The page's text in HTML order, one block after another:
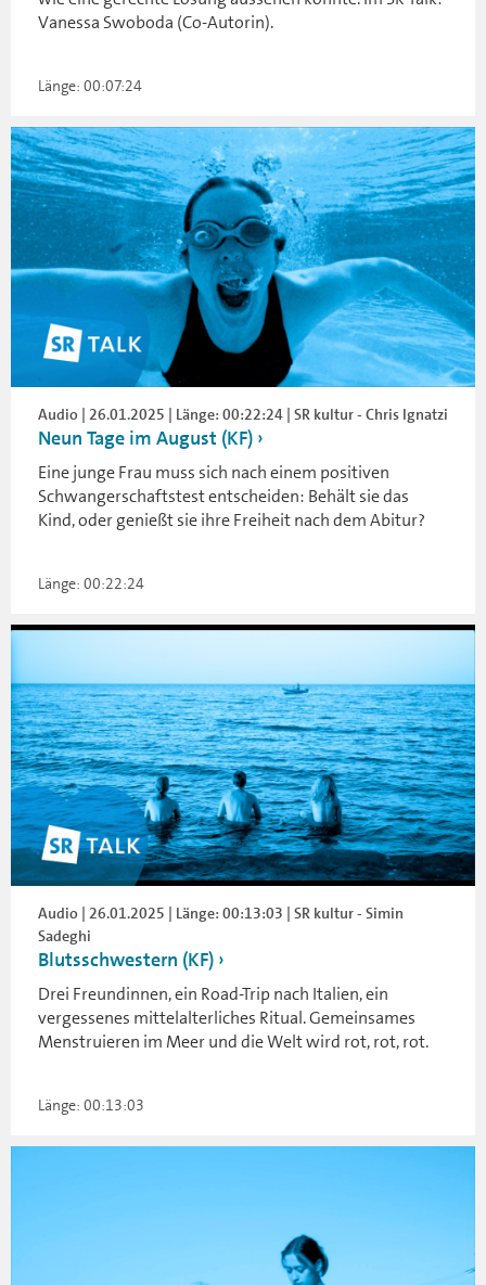
Vanessa Swoboda (Co-Autorin).
Länge: 00:07:24
Audio | 26.01.2025 | Länge: 00:22:24 | SR kultur - Chris Ignatzi
Neun Tage im August (KF)
Eine junge Frau muss sich nach einem positiven
Schwangerschaftstest entscheiden: Behält sie das
Kind, oder genießt sie ihre Freiheit nach dem Abitur?
Länge: 00:22:24
Audio | 26.01.2025 | Länge: 00:13:03 | SR kultur - Simin
Sadeghi
Blutsschwestern (KF)
Drei Freundinnen, ein Road-Trip nach Italien, ein
vergessenes mittelalterliches Ritual. Gemeinsames
Menstruieren im Meer und die Welt wird rot, rot, rot.
Länge: 00:13:03